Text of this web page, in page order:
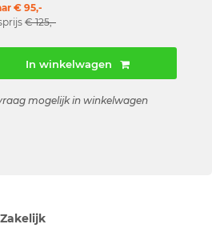
€ 95,-
€ 125,-
In winkelwagen
mogelijk in winkelwagen
Zakelijk